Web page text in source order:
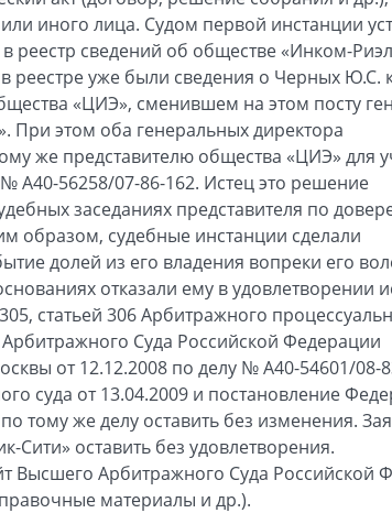
иного лица. Судом первой инстанции
реестр сведений об обществе «Инком-
реестре уже были сведения о Черных Ю.С.
«ЦИЭ», сменившем на этом посту
При этом оба генеральных директора
же представителю общества «ЦИЭ» для
А40-56258/07-86-162. Истец это решение
заседаниях представителя по
образом, судебные инстанции сделали
долей из его владения вопреки его
отказали ему в удовлетворении
статьей 306 Арбитражного
Суда Российской Федерации
от 12.12.2008 по делу № А40-54601/08-
суда от 13.04.2009 и постановление
тому же делу оставить без изменения.
Сити» оставить без удовлетворения.
Высшего Арбитражного Суда Российской
материалы и др.).